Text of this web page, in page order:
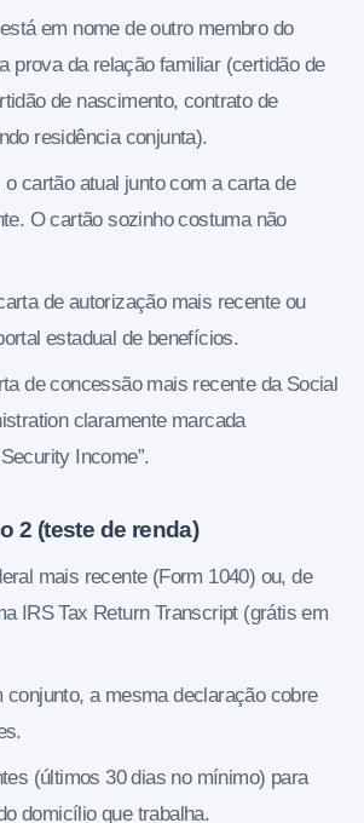
em nome de outro membro do
prova da relação familiar (certidão de
de nascimento, contrato de
residência conjunta).
o cartão atual junto com a carta de
O cartão sozinho costuma não
de autorização mais recente ou
estadual de benefícios.
de concessão mais recente da Social
claramente marcada
Income”.
2 (teste de renda)
mais recente (Form 1040) ou, de
IRS Tax Return Transcript (grátis em
conjunto, a mesma declaração cobre
(últimos 30 dias no mínimo) para
domicílio que trabalha.